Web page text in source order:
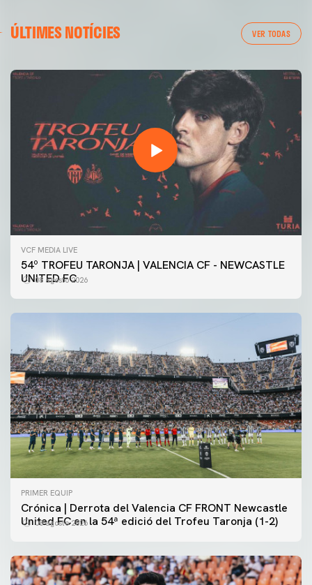
ÚLTIMES NOTÍCIES VER TODAS
VCF MEDIA LIVE
54º TROFEU TARONJA | VALENCIA CF - NEWCASTLE
UNITED FC
08 agosto 2026
PRIMER EQUIP
Crónica | Derrota del Valencia CF FRONT Newcastle
United FC en la 54ª edició del Trofeu Taronja (1-2)
08 agosto 2026